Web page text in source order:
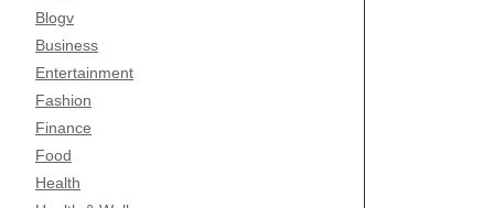
Blogv
Business
Entertainment
Fashion
Finance
Food
Health